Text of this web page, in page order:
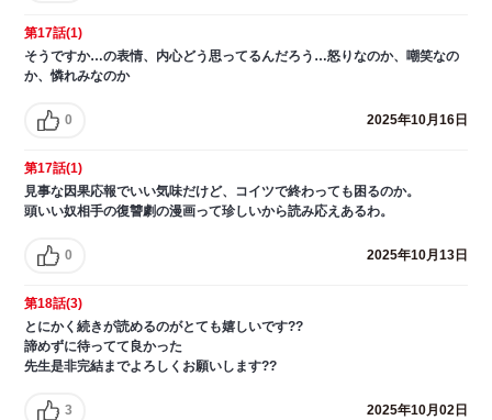
第17話(1)
そうですか…の表情、内心どう思ってるんだろう…怒りなのか、嘲笑なの
か、憐れみなのか
0 2025年10月16日
第17話(1)
見事な因果応報でいい気味だけど、コイツで終わっても困るのか。
頭いい奴相手の復讐劇の漫画って珍しいから読み応えあるわ。
0 2025年10月13日
第18話(3)
とにかく続きが読めるのがとても嬉しいです??
諦めずに待ってて良かった
先生是非完結までよろしくお願いします??
3 2025年10月02日